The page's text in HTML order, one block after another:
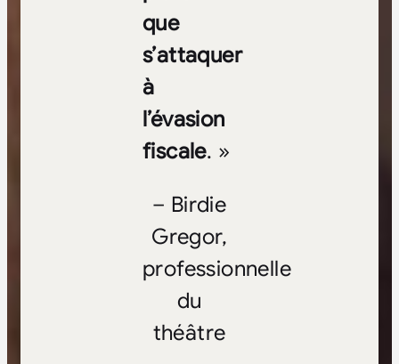
que
s’attaquer
à
l’évasion
fiscale. »
– Birdie
Gregor,
professionnelle
du
théâtre